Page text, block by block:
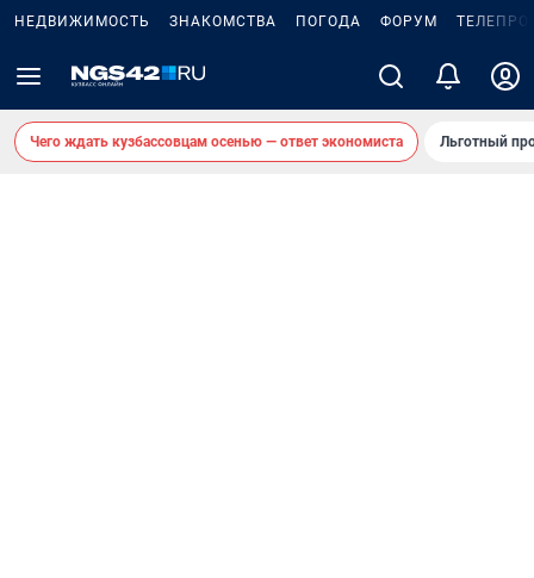
НЕДВИЖИМОСТЬ ЗНАКОМСТВА ПОГОДА ФОРУМ
Чего ждать кузбассовцам осенью — ответ экономиста Льготный